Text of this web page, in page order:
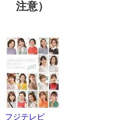
注意）
フジテレビ